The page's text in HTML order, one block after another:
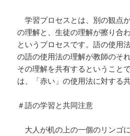
学習プロセスとは、別の観点
の理解と、生徒の理解が擦り合
というプロセスです。語の使用
の語の使用法の理解が教師のそ
その理解を共有するということ
は、「赤い」の使用法に対する
＃語の学習と共同注意
大人が机の上の一個のリンゴ